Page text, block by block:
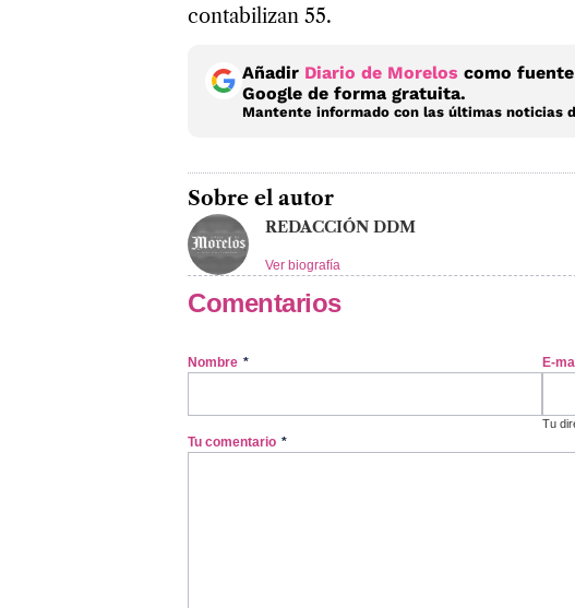
contabilizan 55.
Añadir Diario de Morelos como
Google de forma gratuita.
Mantente informado con las últimas noticias
Sobre el autor
REDACCIÓN DDM
Ver biografía
Comentarios
Nombre * E-
Tu
Tu comentario *